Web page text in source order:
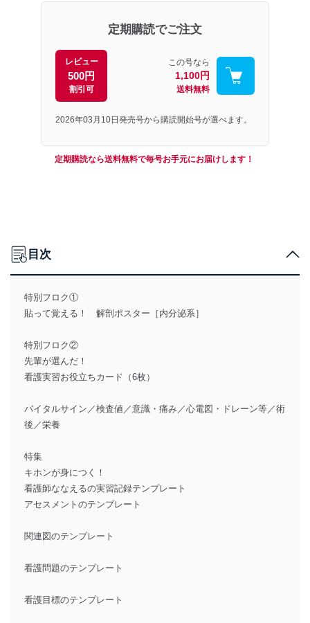
定期購読でご注文
レビュー
500円
割引可
この号なら
1,100円
送料無料
2026年03月10日発売号から購読開始号が選べます。
定期購読なら送料無料で毎号お手元にお届けします！
目次
特別フロク①
貼って覚える！ 解剖ポスター［内分泌系］
特別フロク②
先輩が選んだ！
看護実習お役立ちカード（6枚）
バイタルサイン／検査値／意識・痛み／心電図・ドレーン等／術
後／栄養
特集
キホンが身につく！
看護師ななえるの実習記録テンプレート
アセスメントのテンプレート
関連図のテンプレート
看護問題のテンプレート
看護目標のテンプレート